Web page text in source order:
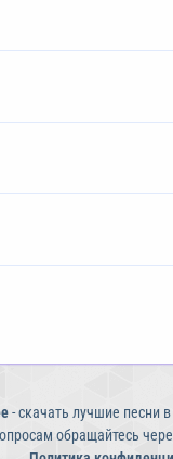
- скачать лучшие песни
обращайтесь